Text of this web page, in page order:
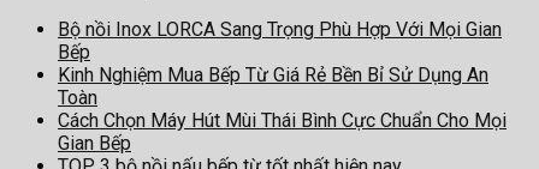
Bộ nồi Inox LORCA Sang Trọng Phù Hợp Với Mọi Gian
Bếp
Kinh Nghiệm Mua Bếp Từ Giá Rẻ Bền Bỉ Sử Dụng An
Toàn
Cách Chọn Máy Hút Mùi Thái Bình Cực Chuẩn Cho Mọi
Gian Bếp